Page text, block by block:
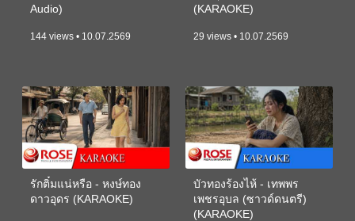
Audio)
144 views • 10.07.2569
(KARAOKE)
29 views • 10.07.2569
รักติ๋มแน่หรือ - หงษ์ทอง
ดาวอุดร (KARAOKE)
บัวทองร้องไห้ - เทพพร
เพชรอุบล (ซาวด์ดนตรี)
(KARAOKE)